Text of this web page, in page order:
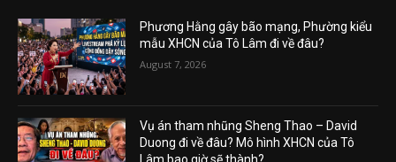
Phương Hằng gây bão mạng, Phường kiểu
mẫu XHCN của Tô Lâm đi về đâu?
August 7, 2026
Vụ án tham nhũng Sheng Thao – David
Duong đi về đâu? Mô hình XHCN của Tô
Lâm bao giờ sẽ thành?